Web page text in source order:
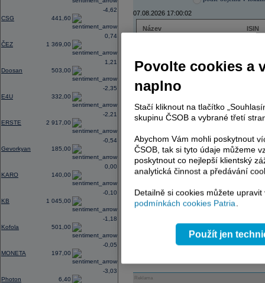
CSG 441,60
-4,62
ČEZ 1 369,00
0,74
Doosan 503,00
1,21
E4U 332,00
-2,35
ERSTE 2 917,00
-2,21
Gevorkyan 185,00
-0,54
KARO 140,00
0,00
KB 1 045,00
-0,10
Kofola 501,00
-1,18
MONETA 197,00
-0,05
Photon 6,40
-3,03
07.08.2026 17:00:02
Název
ISIN
ERSTE BANK
TMR
AD index - vývoj
Region
Reklama
Povolte cookies a
naplno
Stačí kliknout na tlačítko
skupinu ČSOB a vybrané třetí
Abychom Vám mohli poskytnout
ČSOB, tak si tyto údaje můžeme
poskytnout co nejlepší klientský
analytická činnost a předávání
Detailně si cookies můžete
podmínkách cookies Patria.
Použít jen